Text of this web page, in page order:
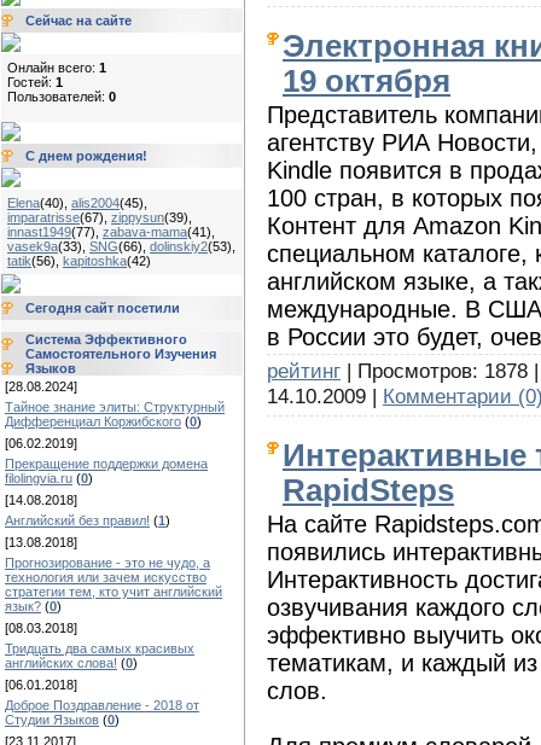
Сейчас на сайте
Онлайн всего: 1
Гостей: 1
Пользователей: 0
С днем рождения!
Elena(40) alis2004(45)
imparatrisse(67) zippysun(39)
innast1949(77) zabava-mama(41)
vasek9a(33) SNG(66) dolinskiy2(53)
tatik(56) kapitoshka(42)
Сегодня сайт посетили
Система Эффективного
Самостоятельного Изучения
Языков
[28.08.2024]
Тайное знание элиты: Структурный
Дифференциал Коржибского (0)
[06.02.2019]
Прекращение поддержки домена
filolingvia.ru (0)
[14.08.2018]
Английский без правил! (1)
[13.08.2018]
Прогнозирование - это не чудо, а
технология или зачем искусство
стратегии тем, кто учит английский
язык? (0)
[08.03.2018]
Тридцать два самых красивых
английских слова! (0)
[06.01.2018]
Доброе Поздравление - 2018 от
Студии Языков (0)
[23.11.2017]
Электронная
19 октября
Представитель
агентству РИА
Kindle появится в
100 стран, в которых
Контент для Amazon
специальном каталоге,
английском языке, а
международные. В США
в России это будет,
рейтинг | Просмотров: 1878
14.10.2009 | Комментарии
Интерактивные
RapidSteps
На сайте
появились
Интерактивность
озвучивания каждого
эффективно выучить
тематикам, и каждый
слов.